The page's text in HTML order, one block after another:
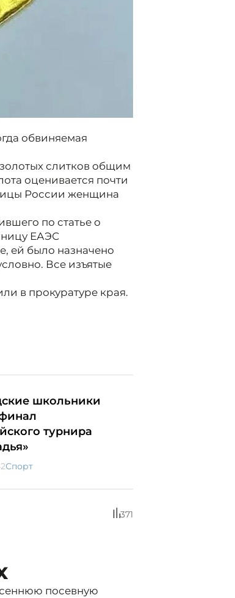
обвиняемая
слитков общим
оценивается почти
России женщина
по статье о
ЕАЭС
ей было назначено
Все изъятые
в прокуратуре края.
школьники
турнира
Спорт
371
посевную